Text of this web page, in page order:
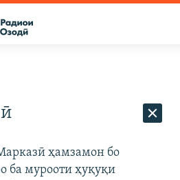
ҳамзамон бо
ба мурооти ҳуқуқи